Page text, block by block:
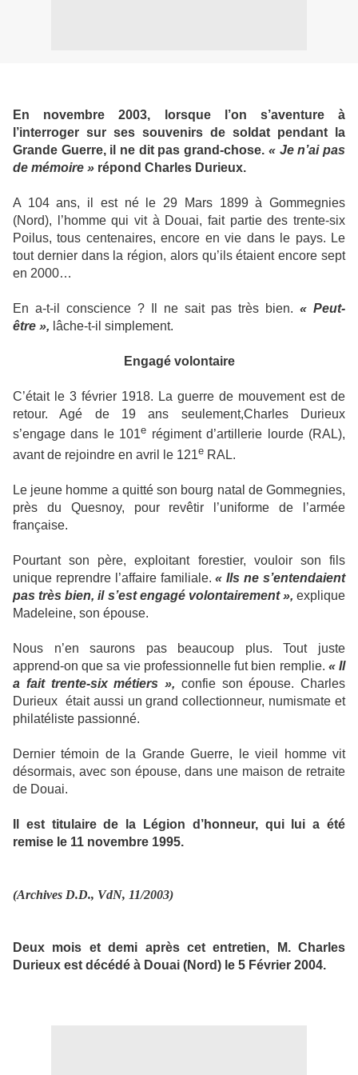
En novembre 2003, lorsque l’on s’aventure à
l’interroger sur ses souvenirs de soldat pendant la
Grande Guerre, il ne dit pas grand-chose. « Je n’ai pas
de mémoire » répond Charles Durieux.
A 104 ans, il est né le 29 Mars 1899 à Gommegnies
(Nord), l’homme qui vit à Douai, fait partie des trente-six
Poilus, tous centenaires, encore en vie dans le pays. Le
tout dernier dans la région, alors qu’ils étaient encore sept
en 2000…
En a-t-il conscience ? Il ne sait pas très bien. « Peut-
être », lâche-t-il simplement.
Engagé volontaire
C’était le 3 février 1918. La guerre de mouvement est de
retour. Agé de 19 ans seulement,Charles Durieux
s’engage dans le 101e régiment d’artillerie lourde (RAL),
avant de rejoindre en avril le 121e RAL.
Le jeune homme a quitté son bourg natal de Gommegnies,
près du Quesnoy, pour revêtir l’uniforme de l’armée
française.
Pourtant son père, exploitant forestier, vouloir son fils
unique reprendre l’affaire familiale.« Ils ne s’entendaient
pas très bien, il s’est engagé volontairement », explique
Madeleine, son épouse.
Nous n’en saurons pas beaucoup plus. Tout juste
apprend-on que sa vie professionnelle fut bien remplie. « Il
a fait trente-six métiers », confie son épouse. Charles
Durieux était aussi un grand collectionneur, numismate et
philatéliste passionné.
Dernier témoin de la Grande Guerre, le vieil homme vit
désormais, avec son épouse, dans une maison de retraite
de Douai.
Il est titulaire de la Légion d’honneur, qui lui a été
remise le 11 novembre 1995.
(Archives D.D., VdN, 11/2003)
Deux mois et demi après cet entretien, M. Charles
Durieux est décédé à Douai (Nord) le 5 Février 2004.